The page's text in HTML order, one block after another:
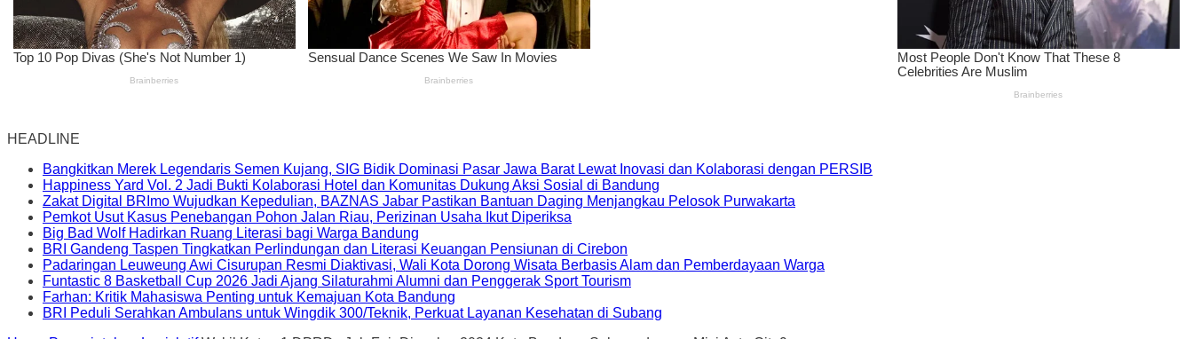
HEADLINE
Bangkitkan Merek Legendaris Semen Kujang, SIG Bidik Dominasi Pasar Jawa Barat Lewat Inovasi dan Kolaborasi dengan PERSIB
Happiness Yard Vol. 2 Jadi Bukti Kolaborasi Hotel dan Komunitas Dukung Aksi Sosial di Bandung
Zakat Digital BRImo Wujudkan Kepedulian, BAZNAS Jabar Pastikan Bantuan Daging Menjangkau Pelosok Purwakarta
Pemkot Usut Kasus Penebangan Pohon Jalan Riau, Perizinan Usaha Ikut Diperiksa
Big Bad Wolf Hadirkan Ruang Literasi bagi Warga Bandung
BRI Gandeng Taspen Tingkatkan Perlindungan dan Literasi Keuangan Pensiunan di Cirebon
Padaringan Leuweung Awi Cisurupan Resmi Diaktivasi, Wali Kota Dorong Wisata Berbasis Alam dan Pemberdayaan Warga
Funtastic 8 Basketball Cup 2026 Jadi Ajang Silaturahmi Alumni dan Penggerak Sport Tourism
Farhan: Kritik Mahasiswa Penting untuk Kemajuan Kota Bandung
BRI Peduli Serahkan Ambulans untuk Wingdik 300/Teknik, Perkuat Layanan Kesehatan di Subang